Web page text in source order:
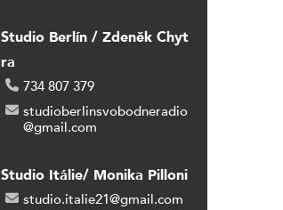
Studio Berlín / Zdeněk Chyt
ra
734 807 379
studioberlinsvobodneradio
@gmail.com
Studio Itálie/ Monika Pilloni
studio.italie21@gmail.com